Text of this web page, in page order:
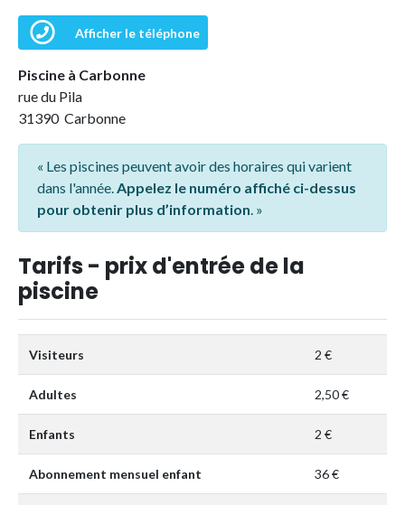
Afficher le téléphone
Piscine à Carbonne
rue du Pila
31390 Carbonne
« Les piscines peuvent avoir des horaires qui varient
dans l'année.Appelez le numéro affiché ci-dessus
pour obtenir plus d’information. »
Tarifs - prix d'entrée de la
piscine
Visiteurs 2 €
Adultes 2,50 €
Enfants 2 €
Abonnement mensuel enfant 36 €